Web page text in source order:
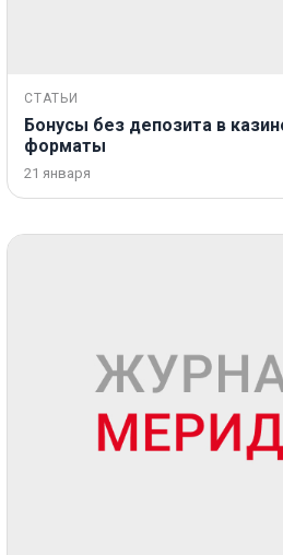
СТАТЬИ
Бонусы без депозита в
форматы
21 января